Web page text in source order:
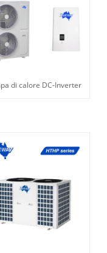
di calore DC-Inverter